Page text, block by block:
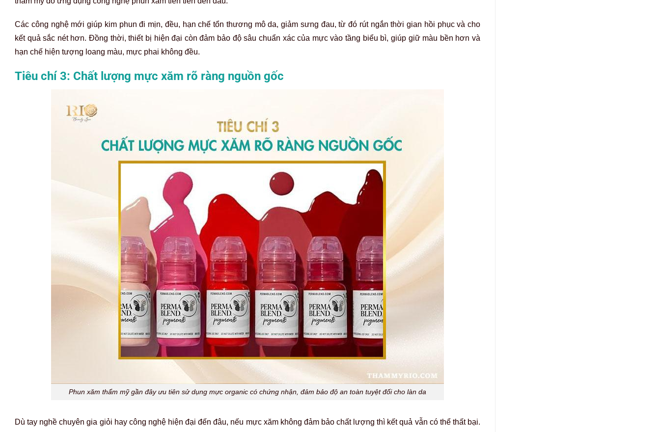
Các công nghệ mới giúp kim phun đi mịn, đều, hạn chế tổn thương mô da, giảm sưng đau, từ đó rút ngắn thời gian hồi phục và cho
kết quả sắc nét hơn. Đồng thời, thiết bị hiện đại còn đảm bảo độ sâu chuẩn xác của mực vào tầng biểu bì, giúp giữ màu bền hơn và
hạn chế hiện tượng loang màu, mực phai không đều.
Tiêu chí 3: Chất lượng mực xăm rõ ràng nguồn gốc
Phun xăm thẩm mỹ gần đây ưu tiên sử dụng mực organic có chứng nhận, đảm bảo độ an toàn tuyệt đối cho làn da
Dù tay nghề chuyên gia giỏi hay công nghệ hiện đại đến đâu, nếu mực xăm không đảm bảo chất lượng thì kết quả vẫn có thể thất bại.